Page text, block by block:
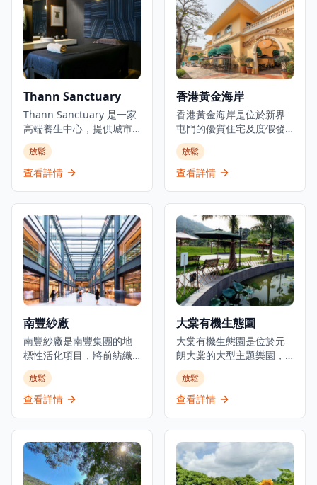
Thann Sanctuary
Thann Sanctuary 是一家
高端養生中心，提供城市
中心的寧靜避風港。受到
自然元素和亞洲療癒傳統
的啟發，它提供一系列旨
用 THANN 屢獲殊榮的天
然護膚產品的特色療法，
這些產品由植物和精油製
成。寧靜的氛圍，搭配簡
約設計和舒緩的香氣，營
造出一個放鬆的和平避難
所。Thann Sanctuary 還
以滿足個人需求，確保全
面的體驗。這不僅是一個
水療中心，更是一個自我
照顧和正念的聖殿。
放鬆
查看詳情
香港黃金海岸
香港黃金海岸是位於新界
屯門的優質住宅及度假發
展項目。建於1990年代初
的填海地上，這個海濱社
區設有豪華住宅大廈、酒
生活體驗，可直達黃金泳
灘，配備康樂設施，享有
青山灣景色，同時距離香
港市中心不到30分鐘車
程，交通便利。
放鬆
查看詳情
南豐紗廠
南豐紗廠是南豐集團的地
標性活化項目，將前紡織
製造設施轉變為文化體驗
和歷史地標。位於荃灣柴
灣角白田壩街45號，這個
創立，他是南豐集團的創
始人。南豐紗廠現在是一
個潮流聚集地，擁有創意
放鬆
查看詳情
大棠有機生態園
大棠有機生態園是位於元
朗大棠的大型主題樂園，
以教育、保育與娛樂為核
心，為遊客帶來獨特的遊
樂體驗，啟發生態探索，
動場地、植物教育徑、大
棠茘枝園、BBQ燒烤場、
War game野戰場、騎馬
放鬆
查看詳情